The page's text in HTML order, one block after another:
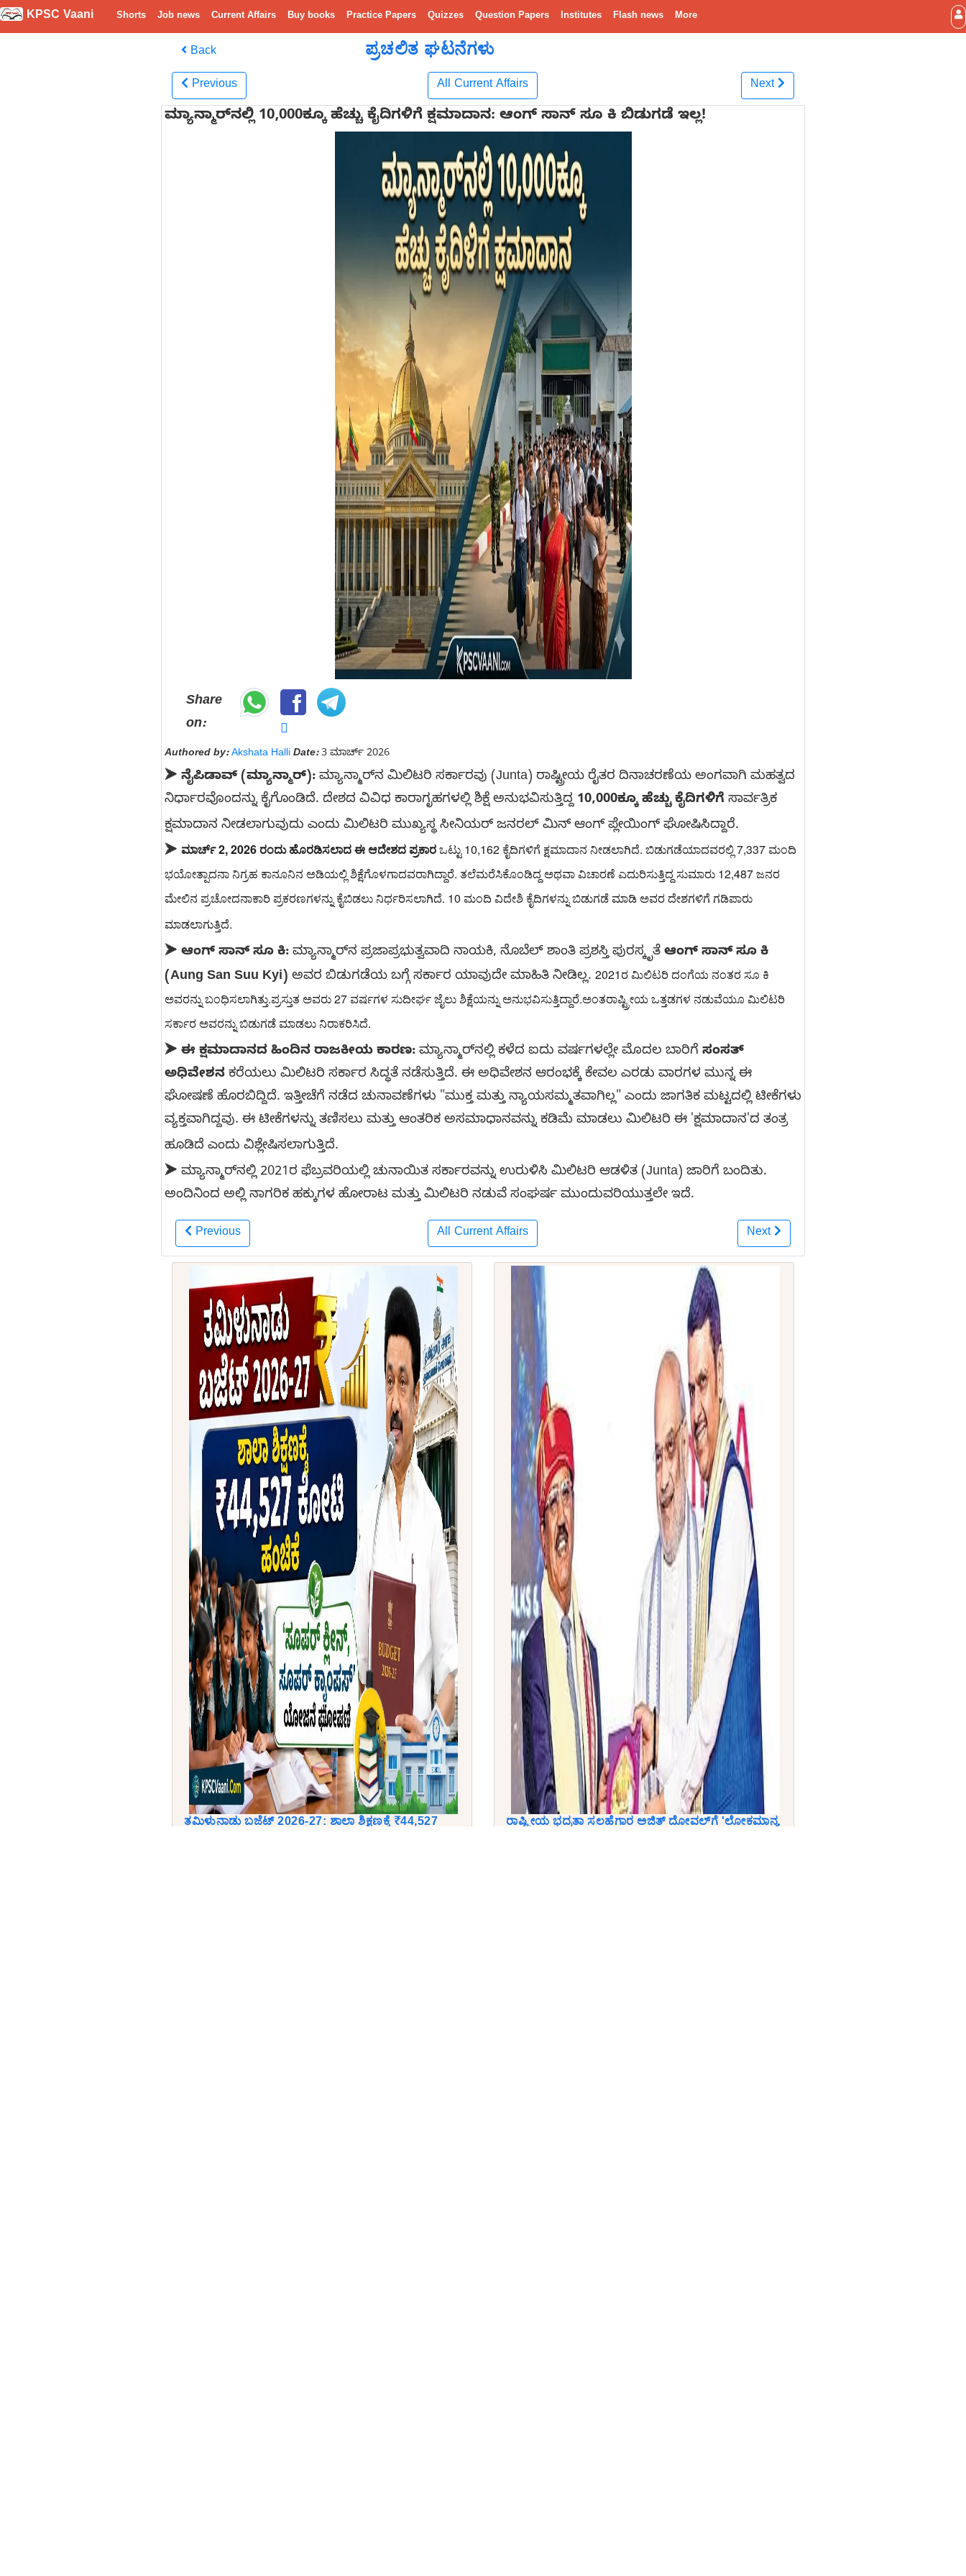
KPSC Vaani Shorts Job news Current Affairs Buy books Practice Papers Quizzes Question Papers Institutes Flash news More
Back ಪ್ರಚಲಿತ ಘಟನೆಗಳು
Previous All Current Affairs Next
ಮ್ಯಾನ್ಮಾರ್‌ನಲ್ಲಿ 10,000ಕ್ಕೂ ಹೆಚ್ಚು ಕೈದಿಗಳಿಗೆ ಕ್ಷಮಾದಾನ: ಆಂಗ್ ಸಾನ್ ಸೂ ಕಿ ಬಿಡುಗಡೆ ಇಲ್ಲ!
Share
on:
Authored by: Akshata Halli Date:3 ಮಾರ್ಚ್ 2026
➤ ನೈಪಿಡಾವ್ (ಮ್ಯಾನ್ಮಾರ್): ಮ್ಯಾನ್ಮಾರ್‌ನ ಮಿಲಿಟರಿ ಸರ್ಕಾರವು (Junta) ರಾಷ್ಟ್ರೀಯ ರೈತರ ದಿನಾಚರಣೆಯ ಅಂಗವಾಗಿ ಮಹತ್ವದ
ನಿರ್ಧಾರವೊಂದನ್ನು ಕೈಗೊಂಡಿದೆ. ದೇಶದ ವಿವಿಧ ಕಾರಾಗೃಹಗಳಲ್ಲಿ ಶಿಕ್ಷೆ ಅನುಭವಿಸುತ್ತಿದ್ದ 10,000ಕ್ಕೂ ಹೆಚ್ಚು ಕೈದಿಗಳಿಗೆ ಸಾರ್ವತ್ರಿಕ
ಕ್ಷಮಾದಾನ ನೀಡಲಾಗುವುದು ಎಂದು ಮಿಲಿಟರಿ ಮುಖ್ಯಸ್ಥ ಸೀನಿಯರ್ ಜನರಲ್ ಮಿನ್ ಆಂಗ್ ಪ್ಲೇಯಿಂಗ್ ಘೋಷಿಸಿದ್ದಾರೆ.
➤ ಮಾರ್ಚ್ 2, 2026 ರಂದು ಹೊರಡಿಸಲಾದ ಈ ಆದೇಶದ ಪ್ರಕಾರಒಟ್ಟು 10,162 ಕೈದಿಗಳಿಗೆ ಕ್ಷಮಾದಾನ ನೀಡಲಾಗಿದೆ. ಬಿಡುಗಡೆಯಾದವರಲ್ಲಿ 7,337 ಮಂದಿ
ಭಯೋತ್ಪಾದನಾ ನಿಗ್ರಹ ಕಾನೂನಿನ ಅಡಿಯಲ್ಲಿ ಶಿಕ್ಷೆಗೊಳಗಾದವರಾಗಿದ್ದಾರೆ. ತಲೆಮರೆಸಿಕೊಂಡಿದ್ದ ಅಥವಾ ವಿಚಾರಣೆ ಎದುರಿಸುತ್ತಿದ್ದ ಸುಮಾರು 12,487 ಜನರ
ಮೇಲಿನ ಪ್ರಚೋದನಾಕಾರಿ ಪ್ರಕರಣಗಳನ್ನು ಕೈಬಿಡಲು ನಿರ್ಧರಿಸಲಾಗಿದೆ. 10 ಮಂದಿ ವಿದೇಶಿ ಕೈದಿಗಳನ್ನು ಬಿಡುಗಡೆ ಮಾಡಿ ಅವರ ದೇಶಗಳಿಗೆ ಗಡಿಪಾರು
ಮಾಡಲಾಗುತ್ತಿದೆ.
➤ ಆಂಗ್ ಸಾನ್ ಸೂ ಕಿ: ಮ್ಯಾನ್ಮಾರ್‌ನ ಪ್ರಜಾಪ್ರಭುತ್ವವಾದಿ ನಾಯಕಿ, ನೊಬೆಲ್ ಶಾಂತಿ ಪ್ರಶಸ್ತಿ ಪುರಸ್ಕೃತೆ ಆಂಗ್ ಸಾನ್ ಸೂ ಕಿ
(Aung San Suu Kyi) ಅವರ ಬಿಡುಗಡೆಯ ಬಗ್ಗೆ ಸರ್ಕಾರ ಯಾವುದೇ ಮಾಹಿತಿ ನೀಡಿಲ್ಲ. 2021ರ ಮಿಲಿಟರಿ ದಂಗೆಯ ನಂತರ ಸೂ ಕಿ
ಅವರನ್ನು ಬಂಧಿಸಲಾಗಿತ್ತು.ಪ್ರಸ್ತುತ ಅವರು 27 ವರ್ಷಗಳ ಸುದೀರ್ಘ ಜೈಲು ಶಿಕ್ಷೆಯನ್ನು ಅನುಭವಿಸುತ್ತಿದ್ದಾರೆ.ಅಂತರಾಷ್ಟ್ರೀಯ ಒತ್ತಡಗಳ ನಡುವೆಯೂ ಮಿಲಿಟರಿ
ಸರ್ಕಾರ ಅವರನ್ನು ಬಿಡುಗಡೆ ಮಾಡಲು ನಿರಾಕರಿಸಿದೆ.
➤ ಈ ಕ್ಷಮಾದಾನದ ಹಿಂದಿನ ರಾಜಕೀಯ ಕಾರಣ: ಮ್ಯಾನ್ಮಾರ್‌ನಲ್ಲಿ ಕಳೆದ ಐದು ವರ್ಷಗಳಲ್ಲೇ ಮೊದಲ ಬಾರಿಗೆ ಸಂಸತ್
ಅಧಿವೇಶನ ಕರೆಯಲು ಮಿಲಿಟರಿ ಸರ್ಕಾರ ಸಿದ್ಧತೆ ನಡೆಸುತ್ತಿದೆ. ಈ ಅಧಿವೇಶನ ಆರಂಭಕ್ಕೆ ಕೇವಲ ಎರಡು ವಾರಗಳ ಮುನ್ನ ಈ
ಘೋಷಣೆ ಹೊರಬಿದ್ದಿದೆ. ಇತ್ತೀಚೆಗೆ ನಡೆದ ಚುನಾವಣೆಗಳು "ಮುಕ್ತ ಮತ್ತು ನ್ಯಾಯಸಮ್ಮತವಾಗಿಲ್ಲ" ಎಂದು ಜಾಗತಿಕ ಮಟ್ಟದಲ್ಲಿ ಟೀಕೆಗಳು
ವ್ಯಕ್ತವಾಗಿದ್ದವು. ಈ ಟೀಕೆಗಳನ್ನು ತಣಿಸಲು ಮತ್ತು ಆಂತರಿಕ ಅಸಮಾಧಾನವನ್ನು ಕಡಿಮೆ ಮಾಡಲು ಮಿಲಿಟರಿ ಈ 'ಕ್ಷಮಾದಾನ'ದ ತಂತ್ರ
ಹೂಡಿದೆ ಎಂದು ವಿಶ್ಲೇಷಿಸಲಾಗುತ್ತಿದೆ.
➤ ಮ್ಯಾನ್ಮಾರ್‌ನಲ್ಲಿ 2021ರ ಫೆಬ್ರವರಿಯಲ್ಲಿ ಚುನಾಯಿತ ಸರ್ಕಾರವನ್ನು ಉರುಳಿಸಿ ಮಿಲಿಟರಿ ಆಡಳಿತ (Junta) ಜಾರಿಗೆ ಬಂದಿತು.
ಅಂದಿನಿಂದ ಅಲ್ಲಿ ನಾಗರಿಕ ಹಕ್ಕುಗಳ ಹೋರಾಟ ಮತ್ತು ಮಿಲಿಟರಿ ನಡುವೆ ಸಂಘರ್ಷ ಮುಂದುವರಿಯುತ್ತಲೇ ಇದೆ.
Previous All Current Affairs Next
ತಮಿಳುನಾಡು ಬಜೆಟ್ 2026-27: ಶಾಲಾ ಶಿಕ್ಷಣಕ್ಕೆ ₹44,527
ರಾಷ್ಟ್ರೀಯ ಭದ್ರತಾ ಸಲಹೆಗಾರ ಅಜಿತ್ ದೋವಲ್‌ಗೆ 'ಲೋಕಮಾನ್ಯ